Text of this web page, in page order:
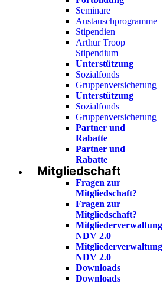
Seminare
Austauschprogramme
Stipendien
Arthur Troop
Stipendium
Unterstützung
Sozialfonds
Gruppenversicherung
Unterstützung
Sozialfonds
Gruppenversicherung
Partner und
Rabatte
Partner und
Rabatte
Mitgliedschaft
Fragen zur
Mitgliedschaft?
Fragen zur
Mitgliedschaft?
Mitgliederverwaltung
NDV 2.0
Mitgliederverwaltung
NDV 2.0
Downloads
Downloads